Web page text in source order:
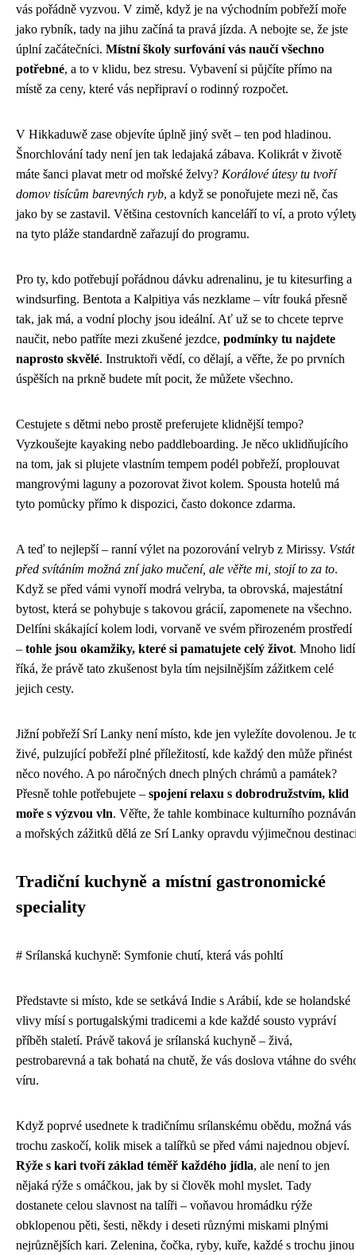
vás pořádně vyzvou. V zimě, když je na východním pobřeží moře
jako rybník, tady na jihu začíná ta pravá jízda. A nebojte se, že jste
úplní začátečníci. Místní školy surfování vás naučí všechno
potřebné, a to v klidu, bez stresu. Vybavení si půjčíte přímo na
místě za ceny, které vás nepřipraví o rodinný rozpočet.
V Hikkaduwě zase objevíte úplně jiný svět – ten pod hladinou.
Šnorchlování tady není jen tak ledajaká zábava. Kolikrát v životě
máte šanci plavat metr od mořské želvy? Korálové útesy tu tvoří
domov tisícům barevných ryb, a když se ponořujete mezi ně, čas
jako by se zastavil. Většina cestovních kanceláří to ví, a proto
na tyto pláže standardně zařazují do programu.
Pro ty, kdo potřebují pořádnou dávku adrenalinu, je tu kitesurfing a
windsurfing. Bentota a Kalpitiya vás nezklame – vítr fouká přesně
tak, jak má, a vodní plochy jsou ideální. Ať už se to chcete teprve
naučit, nebo patříte mezi zkušené jezdce, podmínky tu najdete
naprosto skvělé. Instruktoři vědí, co dělají, a věřte, že po prvních
úspěších na prkně budete mít pocit, že můžete všechno.
Cestujete s dětmi nebo prostě preferujete klidnější tempo?
Vyzkoušejte kayaking nebo paddleboarding. Je něco uklidňujícího
na tom, jak si plujete vlastním tempem podél pobřeží, proplouvat
mangrovými laguny a pozorovat život kolem. Spousta hotelů má
tyto pomůcky přímo k dispozici, často dokonce zdarma.
A teď to nejlepší – ranní výlet na pozorování velryb z Mirissy. Vstát
před svítáním možná zní jako mučení, ale věřte mi, stojí to za to.
Když se před vámi vynoří modrá velryba, ta obrovská, majestátní
bytost, která se pohybuje s takovou grácií, zapomenete na všechno.
Delfíni skákající kolem lodi, vorvaně ve svém přirozeném prostředí
– tohle jsou okamžiky, které si pamatujete celý život. Mnoho lidí
říká, že právě tato zkušenost byla tím nejsilnějším zážitkem celé
jejich cesty.
Jižní pobřeží Srí Lanky není místo, kde jen vyležíte dovolenou. Je
živé, pulzující pobřeží plné příležitostí, kde každý den může přinést
něco nového. A po náročných dnech plných chrámů a památek?
Přesně tohle potřebujete – spojení relaxu s dobrodružstvím, klid
moře s výzvou vln. Věřte, že tahle kombinace kulturního
a mořských zážitků dělá ze Srí Lanky opravdu výjimečnou
Tradiční kuchyně a místní gastronomické
speciality
# Srílanská kuchyně: Symfonie chutí, která vás pohltí
Představte si místo, kde se setkává Indie s Arábií, kde se holandské
vlivy mísí s portugalskými tradicemi a kde každé sousto vypráví
příběh staletí. Právě taková je srílanská kuchyně – živá,
pestrobarevná a tak bohatá na chutě, že vás doslova vtáhne do
víru.
Když poprvé usednete k tradičnímu srílanskému obědu, možná vás
trochu zaskočí, kolik misek a talířků se před vámi najednou objeví.
Rýže s kari tvoří základ téměř každého jídla, ale není to jen
nějaká rýže s omáčkou, jak by si člověk mohl myslet. Tady
dostanete celou slavnost na talíři – voňavou hromádku rýže
obklopenou pěti, šesti, někdy i deseti různými miskami plnými
nejrůznějších kari. Zelenina, čočka, ryby, kuře, každé s trochu jinou